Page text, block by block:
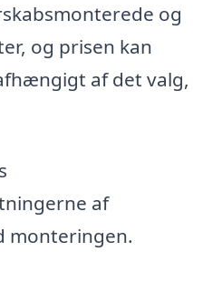
og
og prisen kan
af det valg,
af
monteringen.